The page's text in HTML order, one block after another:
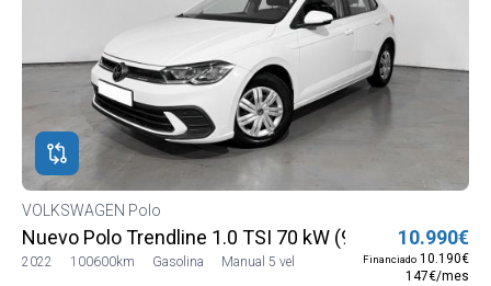
VOLKSWAGEN Polo
Nuevo Polo Trendline 1.0 TSI 70 kW (95 CV) SG5
2022 100600km Gasolina Manual 5 vel
10.990€
Financiado 10.190€
147€/mes